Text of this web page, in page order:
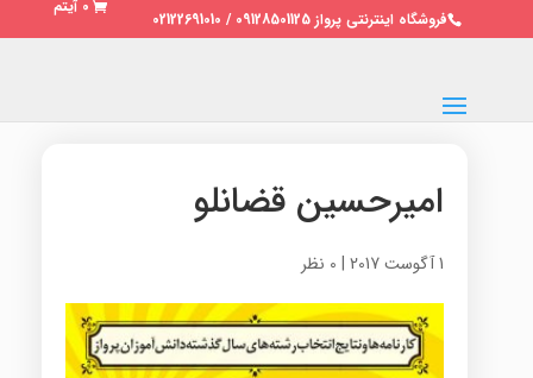
فروشگاه اینترنتی پرواز 09128501125 / 02122691010
0 آیتم
امیرحسین قضانلو
1 آگوست 2017 | 0 نظر